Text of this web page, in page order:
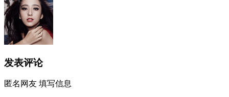
发表评论
匿名网友 填写信息